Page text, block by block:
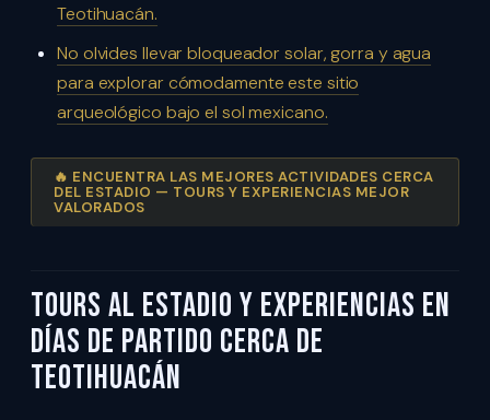
Teotihuacán.
No olvides llevar bloqueador solar, gorra y agua
para explorar cómodamente este sitio
arqueológico bajo el sol mexicano.
🔥 ENCUENTRA LAS MEJORES ACTIVIDADES CERCA
DEL ESTADIO — TOURS Y EXPERIENCIAS MEJOR
VALORADOS
Tours al estadio y experiencias en
días de partido cerca de
Teotihuacán